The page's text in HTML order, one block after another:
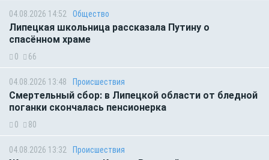
04.08.2026 14:52 Общество
Липецкая школьница рассказала Путину о
спасённом храме
0 66
04.08.2026 13:48 Происшествия
Смертельный сбор: в Липецкой области от бледной
поганки скончалась пенсионерка
0 80
04.08.2026 13:32 Происшествия